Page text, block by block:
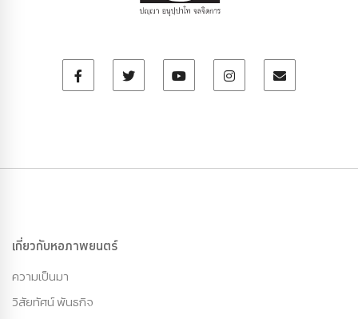
เกี่ยวกับหอภาพยนตร์
ความเป็นมา
วิสัยทัศน์ พันธกิจ